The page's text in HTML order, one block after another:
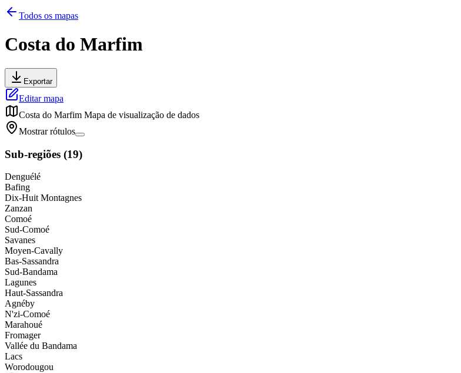
Todos os mapas
Costa do Marfim
Exportar
Editar mapa
Costa do Marfim Mapa de visualização de dados
Mostrar rótulos
Sub-regiões (19)
Denguélé
Bafing
Dix-Huit Montagnes
Zanzan
Comoé
Sud-Comoé
Savanes
Moyen-Cavally
Bas-Sassandra
Sud-Bandama
Lagunes
Haut-Sassandra
Agnéby
N'zi-Comoé
Marahoué
Fromager
Vallée du Bandama
Lacs
Worodougou